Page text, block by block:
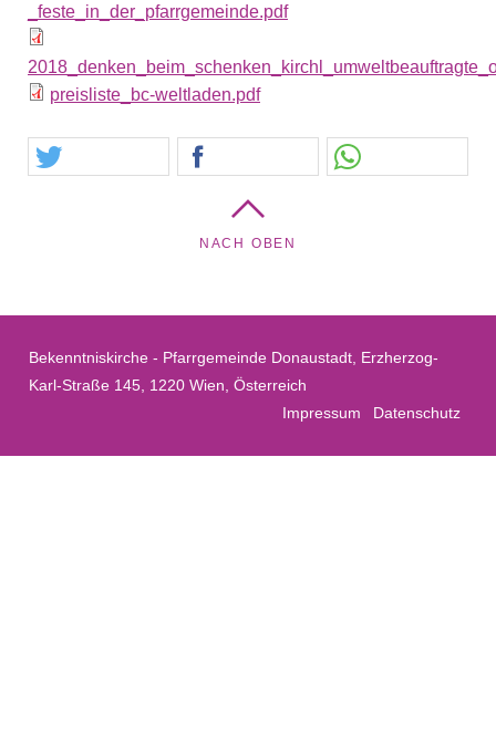
_feste_in_der_pfarrgemeinde.pdf
preisliste_bc-weltladen.pdf
NACH OBEN
Bekenntniskirche - Pfarrgemeinde Donaustadt, Erzherzog-
Karl-Straße 145, 1220 Wien, Österreich
Impressum
Datenschutz